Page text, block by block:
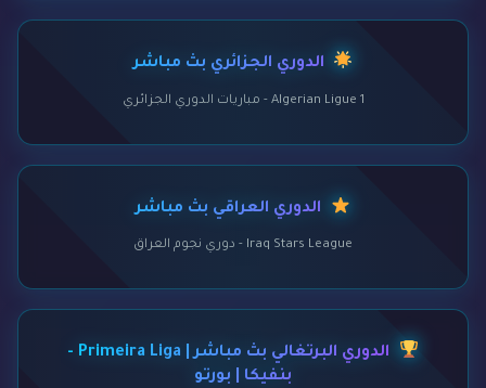
الدوري الجزائري بث مباشر
Algerian Ligue 1 - مباريات الدوري الجزائري
الدوري العراقي بث مباشر
Iraq Stars League - دوري نجوم العراق
الدوري البرتغالي بث مباشر | Primeira Liga -
بنفيكا | بورتو